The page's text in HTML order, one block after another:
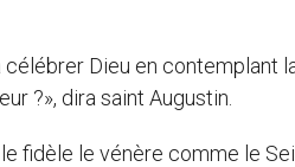
célébrer Dieu en
?», dira saint Augustin.
fidèle le vénère comme le